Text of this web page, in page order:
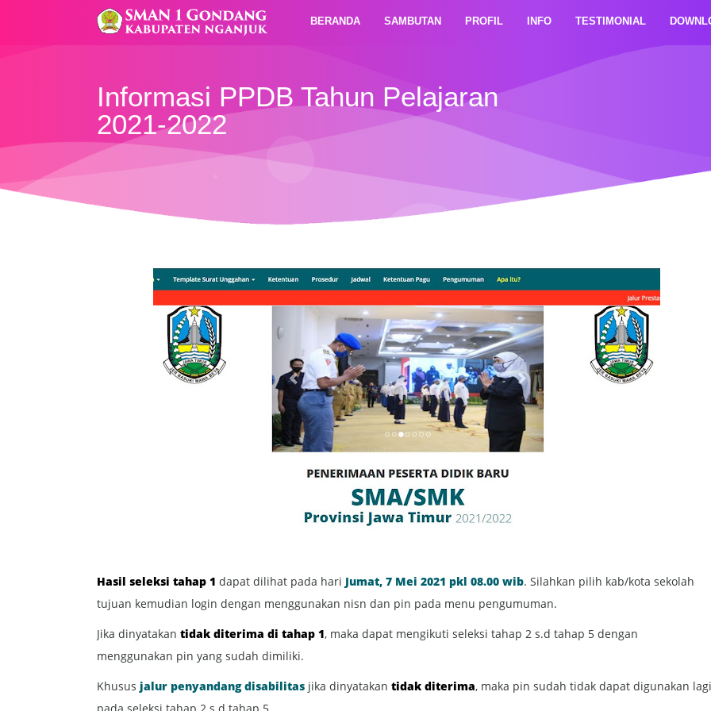
BERANDA SAMBUTAN PROFIL INFO TESTIMONIAL
Informasi PPDB Tahun Pelajaran
2021-2022
Hasil seleksi tahap 1 dapat dilihat pada hari Jumat, 7 Mei 2021 pkl 08.00 wib. Silahkan pilih kab/kota sekolah
tujuan kemudian login dengan menggunakan nisn dan pin pada menu pengumuman.
Jika dinyatakan tidak diterima di tahap 1, maka dapat mengikuti seleksi tahap 2 s.d tahap 5 dengan
menggunakan pin yang sudah dimiliki.
Khusus jalur penyandang disabilitas jika dinyatakan tidak diterima, maka pin sudah tidak dapat digunakan lagi